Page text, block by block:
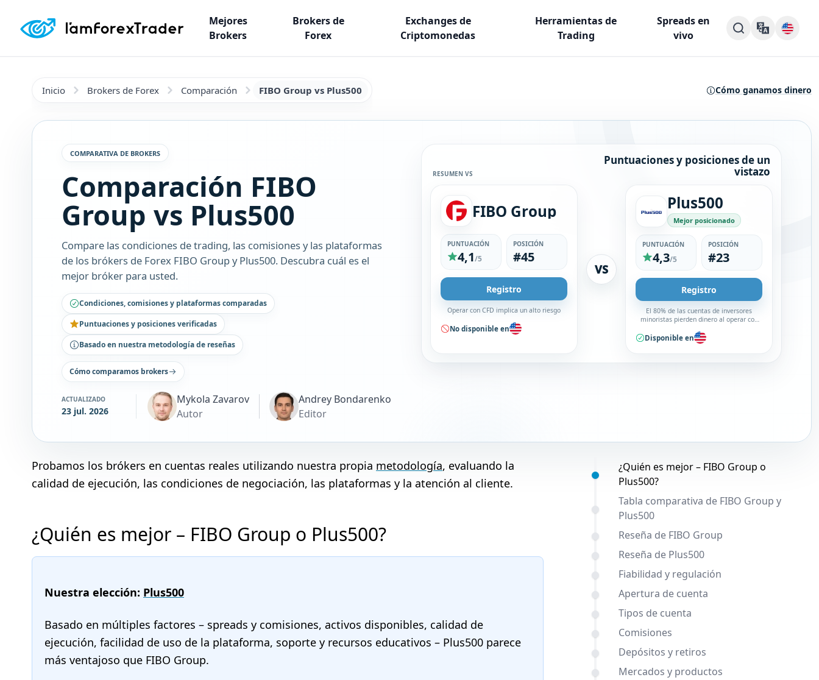
Mejores
Brokers
Brokers de
Forex
Exchanges de
Criptomonedas
Herramientas de
Trading
Spreads en
vivo
Inicio Brokers de Forex Comparación FIBO Group vs Plus500 Cómo ganamos dinero
COMPARATIVA DE BROKERS
Comparación FIBO
Group vs Plus500
Compare las condiciones de trading, las comisiones y las plataformas
de los brókers de Forex FIBO Group y Plus500. Descubra cuál es el
mejor bróker para usted.
RESUMEN VS
Puntuaciones y posiciones de un
vistazo
FIBO Group
PUNTUACIÓN
4,1/5
POSICIÓN
#45
Registro
Operar con CFD implica un alto riesgo
No disponible en
VS
Plus500
Mejor posicionado
PUNTUACIÓN
4,3/5
POSICIÓN
#23
Registro
El 80% de las cuentas de inversores
minoristas pierden dinero al operar con
si puede permitirse asumir un alto riesgo
de perder su dinero.
Disponible en
Condiciones, comisiones y plataformas comparadas
Puntuaciones y posiciones verificadas
Basado en nuestra metodología de reseñas
Cómo comparamos brokers
ACTUALIZADO
23 jul. 2026
Mykola Zavarov
Autor
Andrey Bondarenko
Editor
¿Quién es mejor – FIBO Group o
Plus500?
Tabla comparativa de FIBO Group y
Plus500
Reseña de FIBO Group
Reseña de Plus500
Fiabilidad y regulación
Apertura de cuenta
Tipos de cuenta
Comisiones
Depósitos y retiros
Mercados y productos
Probamos los brókers en cuentas reales utilizando nuestra propia metodología, evaluando la
calidad de ejecución, las condiciones de negociación, las plataformas y la atención al cliente.
¿Quién es mejor – FIBO Group o Plus500?
Nuestra elección: Plus500
Basado en múltiples factores – spreads y comisiones, activos disponibles, calidad de
ejecución, facilidad de uso de la plataforma, soporte y recursos educativos – Plus500 parece
más ventajoso que FIBO Group.